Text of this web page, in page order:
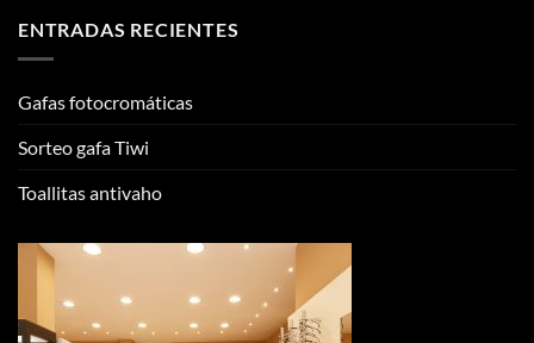
ENTRADAS RECIENTES
Gafas fotocromáticas
Sorteo gafa Tiwi
Toallitas antivaho